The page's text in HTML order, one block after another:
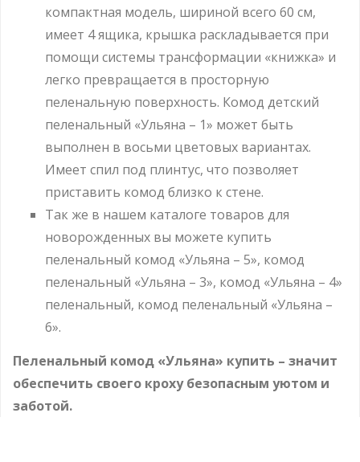
компактная модель, шириной всего 60 см,
имеет 4 ящика, крышка раскладывается при
помощи системы трансформации «книжка» и
легко превращается в просторную
пеленальную поверхность. Комод детский
пеленальный «Ульяна – 1» может быть
выполнен в восьми цветовых вариантах.
Имеет спил под плинтус, что позволяет
приставить комод близко к стене.
Так же в нашем каталоге товаров для
новорожденных вы можете купить
пеленальный комод «Ульяна – 5», комод
пеленальный «Ульяна – 3», комод «Ульяна – 4»
пеленальный, комод пеленальный «Ульяна –
6».
Пеленальный комод «Ульяна» купить – значит
обеспечить своего кроху безопасным уютом и
заботой.